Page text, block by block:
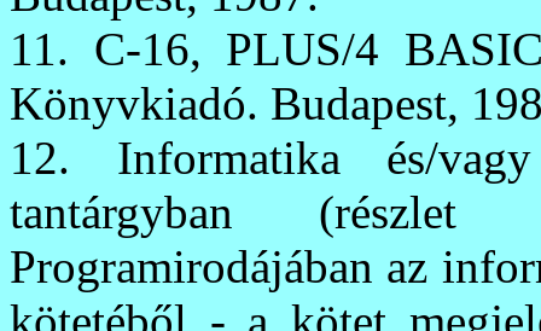
11. C-16, PLUS/4
Könyvkiadó. Budapest,
12. Informatika és/
tantárgyban (részlet
Programirodájában az
kötetéből - a kötet